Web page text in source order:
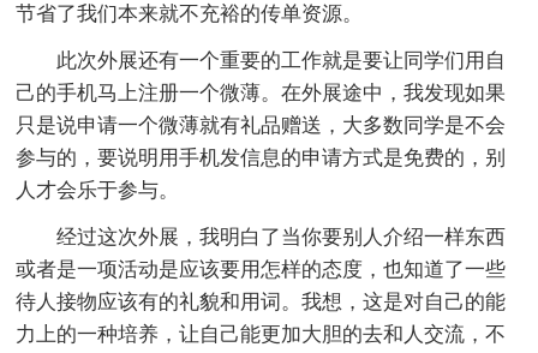
节省了我们本来就不充裕的传单资源。
此次外展还有一个重要的工作就是要让同学们用自
己的手机马上注册一个微薄。在外展途中，我发现如果
只是说申请一个微薄就有礼品赠送，大多数同学是不会
参与的，要说明用手机发信息的申请方式是免费的，别
人才会乐于参与。
经过这次外展，我明白了当你要别人介绍一样东西
或者是一项活动是应该要用怎样的态度，也知道了一些
待人接物应该有的礼貌和用词。我想，这是对自己的能
力上的一种培养，让自己能更加大胆的去和人交流，不